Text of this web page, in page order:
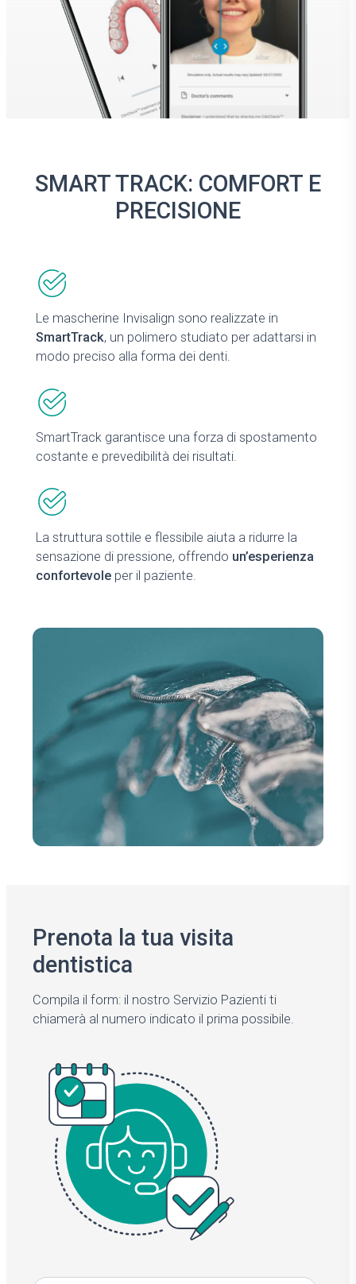
SMART TRACK: COMFORT E
PRECISIONE
Le mascherine Invisalign sono realizzate in
SmartTrack, un polimero studiato per adattarsi in
modo preciso alla forma dei denti.
SmartTrack garantisce una forza di spostamento
costante e prevedibilità dei risultati.
La struttura sottile e flessibile aiuta a ridurre la
sensazione di pressione, offrendo un’esperienza
confortevole per il paziente.
Prenota la tua visita
dentistica
Compila il form: il nostro Servizio Pazienti ti
chiamerà al numero indicato il prima possibile.